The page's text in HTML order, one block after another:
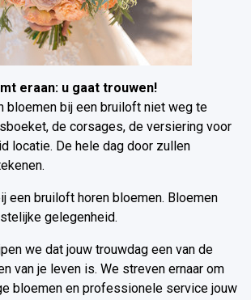
eraan: u gaat trouwen!
bloemen bij een bruiloft niet weg te
de corsages, de versiering voor
locatie. De hele dag door zullen
een bruiloft horen bloemen. Bloemen
gelegenheid.
we dat jouw trouwdag een van de
van je leven is. We streven ernaar om
bloemen en professionele service jouw